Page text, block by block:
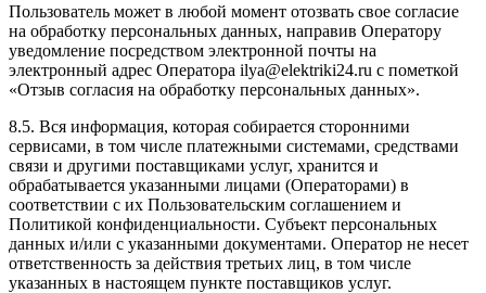
Пользователь может в любой момент отозвать свое согласие
на обработку персональных данных, направив Оператору
уведомление посредством электронной почты на
электронный адрес Оператора ilya@elektriki24.ru с пометкой
«Отзыв согласия на обработку персональных данных».
8.5. Вся информация, которая собирается сторонними
сервисами, в том числе платежными системами, средствами
связи и другими поставщиками услуг, хранится и
обрабатывается указанными лицами (Операторами) в
соответствии с их Пользовательским соглашением и
Политикой конфиденциальности. Субъект персональных
данных и/или с указанными документами. Оператор не несет
ответственность за действия третьих лиц, в том числе
указанных в настоящем пункте поставщиков услуг.